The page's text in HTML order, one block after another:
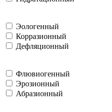
Эологенный
Корразионный
Дефляционный
Флювиогенный
Эрозионный
Абразионный